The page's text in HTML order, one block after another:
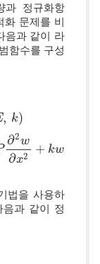
과 정규화항
화 문제를 비
음과 같이 라
함수를 구성
, k)
∂2w
∂x2 + kw
kw+ρA∂2 w∂t2
법을 사용하
음과 같이 정